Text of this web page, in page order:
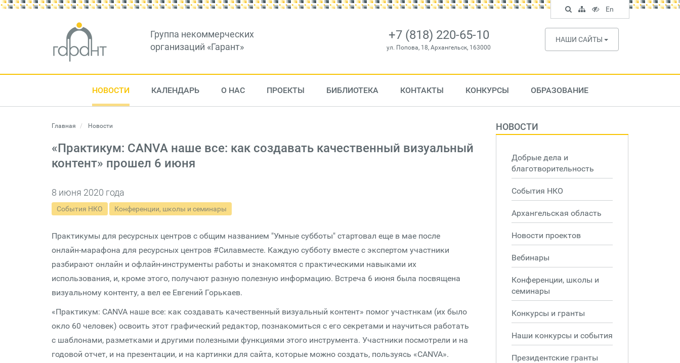
Группа некоммерческих
организаций «Гарант»
+7 (818) 220-65-10
ул. Попова, 18, Архангельск, 163000
НАШИ САЙТЫ
НОВОСТИ КАЛЕНДАРЬ О НАС ПРОЕКТЫ БИБЛИОТЕКА КОНТАКТЫ КОНКУРСЫ ОБРАЗОВАНИЕ
Главная Новости
«Практикум: CANVA наше все: как создавать качественный визуальный
контент» прошел 6 июня
8 июня 2020 года
События НКО Конференции, школы и семинары
Практикумы для ресурсных центров с общим названием "Умные субботы" стартовал еще в мае после
онлайн-марафона для ресурсных центров #Силавместе. Каждую субботу вместе с экспертом участники
разбирают онлайн и офлайн-инструменты работы и знакомятся с практическими навыками их
использования, и, кроме этого, получают разную полезную информацию. Встреча 6 июня была посвящена
визуальному контенту, а вел ее Евгений Горькаев.
«Практикум: CANVA наше все: как создавать качественный визуальный контент» помог участнкам (их было
окло 60 человек) освоить этот графический редактор, познакомиться с его секретами и научиться работать
с шаблонами, разметками и другими полезными функциями этого инструмента. Участники посмотрели и на
годовой отчет, и на презентации, и на картинки для сайта, которые можно создать, пользуясь «CANVA».
НОВОСТИ
Добрые дела и
благотворительность
События НКО
Архангельская область
Новости проектов
Вебинары
Конференции, школы и
семинары
Конкурсы и гранты
Наши конкурсы и события
Президентские гранты
Поиск
по
сайту
Карта
сайта
Версия
для
слабовидящих
En
English